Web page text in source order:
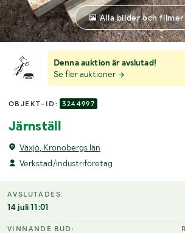
Denna auktion är avslutad!
Se fler auktioner
OBJEKT-ID: 3244997
Järnställ
Växjö, Kronobergs län
Verkstad/industriföretag
Alla bilder och filmer
AVSLUTADES:
14 juli 11:01
VINNANDE BUD: